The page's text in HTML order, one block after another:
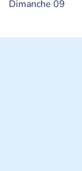
Dimanche 09